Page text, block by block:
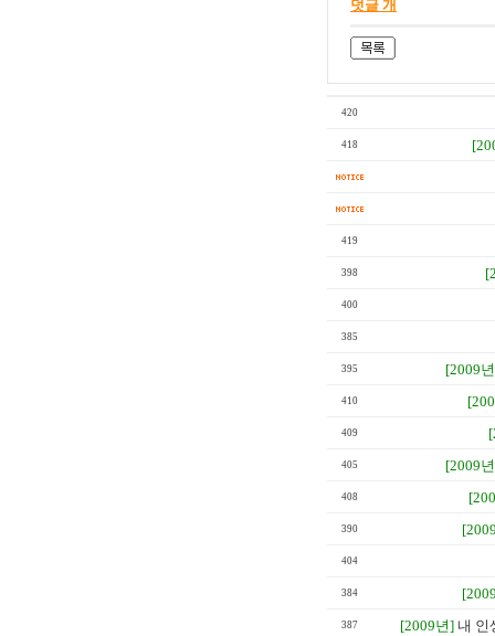
덧글 개
420
418
419
398
400
385
395 [2009
410
409
405 [2009
408
390
404
384
387 [2009년] 내 인